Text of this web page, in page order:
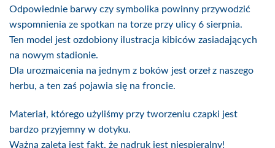
Odpowiednie barwy czy symbolika powinny przywodzić
wspomnienia ze spotkan na torze przy ulicy 6 sierpnia.
Ten model jest ozdobiony ilustracja kibiców zasiadających
na nowym stadionie.
Dla urozmaicenia na jednym z boków jest orzeł z naszego
herbu, a ten zaś pojawia się na froncie.
Materiał, którego użyliśmy przy tworzeniu czapki jest
bardzo przyjemny w dotyku.
Ważną zaletą jest fakt, że nadruk jest niespieralny!